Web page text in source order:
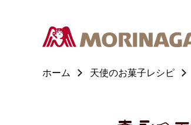
ホーム 天使のお菓子レシピ